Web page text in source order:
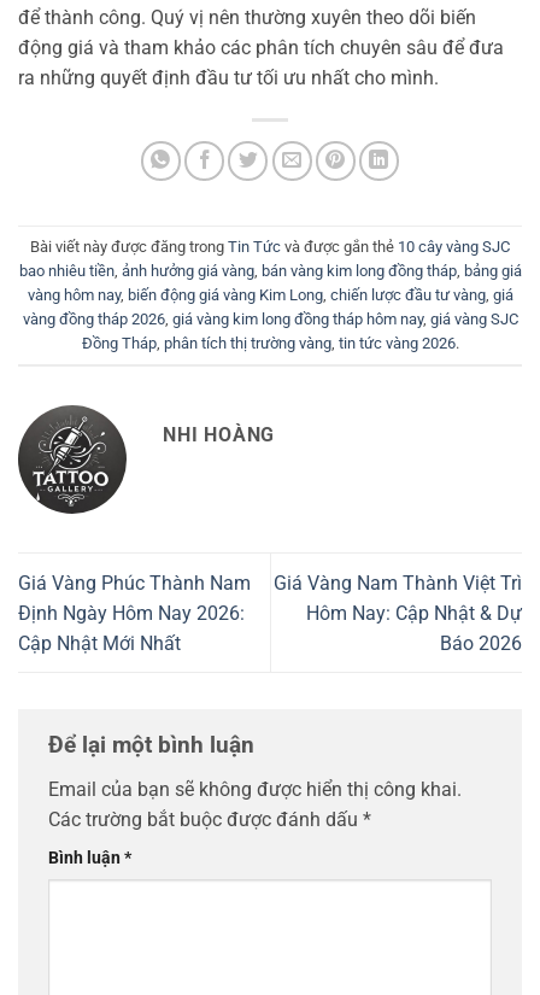
để thành công. Quý vị nên thường xuyên theo dõi biến
động giá và tham khảo các phân tích chuyên sâu để đưa
ra những quyết định đầu tư tối ưu nhất cho mình.
Bài viết này được đăng trong Tin Tức và được gắn thẻ 10 cây vàng SJC
bao nhiêu tiền, ảnh hưởng giá vàng, bán vàng kim long đồng tháp, bảng giá
vàng hôm nay, biến động giá vàng Kim Long, chiến lược đầu tư vàng, giá
vàng đồng tháp 2026, giá vàng kim long đồng tháp hôm nay, giá vàng SJC
Đồng Tháp, phân tích thị trường vàng, tin tức vàng 2026.
NHI HOÀNG
Giá Vàng Phúc Thành Nam
Định Ngày Hôm Nay 2026:
Cập Nhật Mới Nhất
Giá Vàng Nam Thành Việt Trì
Hôm Nay: Cập Nhật & Dự
Báo 2026
Để lại một bình luận
Email của bạn sẽ không được hiển thị công khai.
Các trường bắt buộc được đánh dấu *
Bình luận*